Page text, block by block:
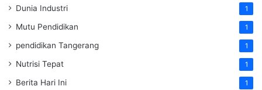
Dunia Industri 1
Mutu Pendidikan 1
pendidikan Tangerang 1
Nutrisi Tepat 1
Berita Hari Ini 1